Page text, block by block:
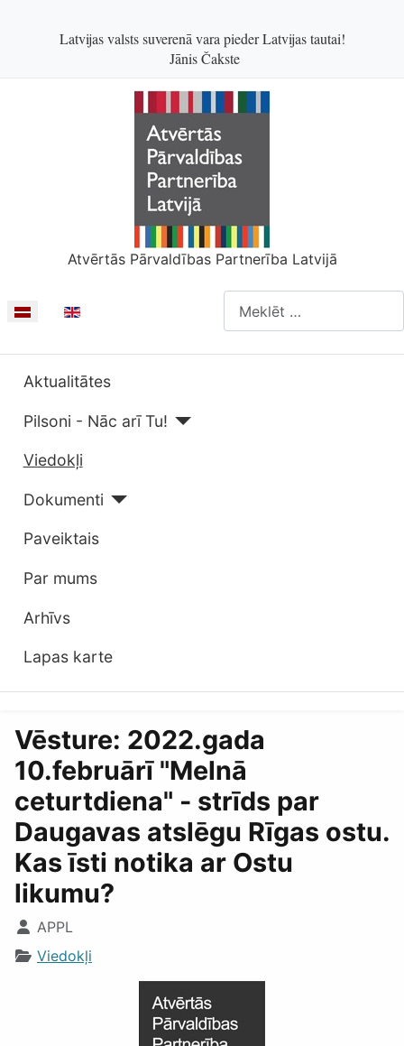
Latvijas valsts suverenā vara pieder Latvijas tautai!
Jānis Čakste
Atvērtās Pārvaldības Partnerība Latvijā
Izvēlieties valodu
Aktualitātes
Pilsoni - Nāc arī Tu!
Viedokļi
Dokumenti
Paveiktais
Par mums
Arhīvs
Lapas karte
Vēsture: 2022.gada
10.februārī "Melnā
ceturtdiena" - strīds par
Daugavas atslēgu Rīgas ostu.
Kas īsti notika ar Ostu
likumu?
APPL
Viedokļi